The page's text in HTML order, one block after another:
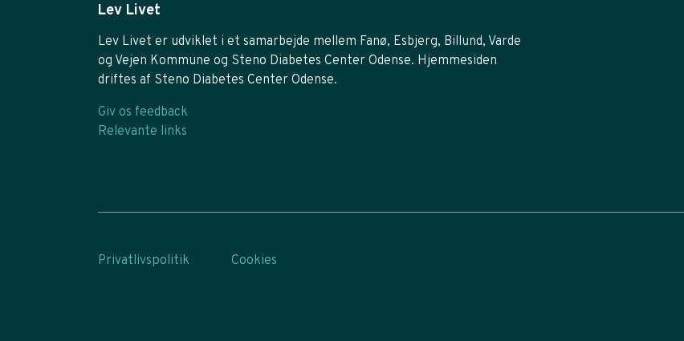
Lev Livet
Lev Livet er udviklet i et samarbejde mellem Fanø, Esbjerg, Billund, Varde
og Vejen Kommune og Steno Diabetes Center Odense. Hjemmesiden
driftes af Steno Diabetes Center Odense.
Giv os feedback
Relevante links
Privatlivspolitik Cookies